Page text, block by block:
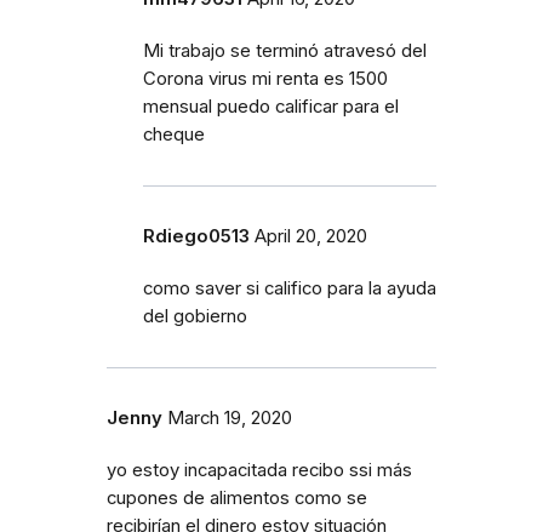
Mi trabajo se terminó atravesó del
Corona virus mi renta es 1500
mensual puedo calificar para el
cheque
Rdiego0513 April 20, 2020
como saver si califico para la ayuda
del gobierno
Jenny March 19, 2020
yo estoy incapacitada recibo ssi más
cupones de alimentos como se
recibirían el dinero estoy situación